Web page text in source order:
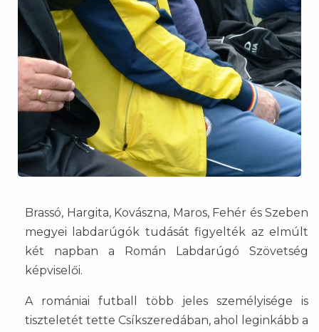
Brassó, Hargita, Kovászna, Maros, Fehér és Szeben
megyei labdarúgók tudását figyelték az elmúlt
két napban a Román Labdarúgó Szövetség
képviselői.
A romániai futball több jeles személyisége is
tiszteletét tette Csíkszeredában, ahol leginkább a